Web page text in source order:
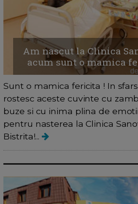
Am nascut la Clinica
acum sunt o mamica
Sunt o mamica fericita ! In
rostesc aceste cuvinte cu
buze si cu inima plina de
pentru nasterea la Clinica
Bistrita!...